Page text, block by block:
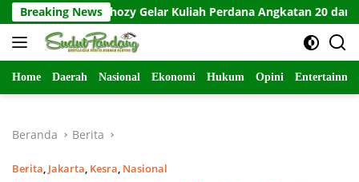
Langsung
ke
konten
Breaking News
Al Ghozy Gelar Kuliah Perdana Angkatan 20 dan Wisuda KPQ+
Home Daerah Nasional Ekonomi Hukum Opini
Beranda Berita
Berita, Jakarta, Kesra, Nasional